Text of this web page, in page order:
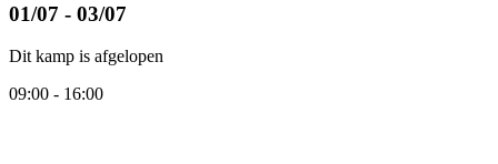
01/07 - 03/07
Dit kamp is afgelopen
09:00 - 16:00